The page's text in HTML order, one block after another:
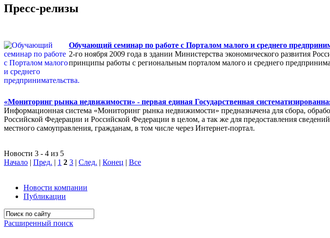
Пресс-релизы
Обучающий семинар по работе с Порталом малого и среднего
2-го ноября 2009 года в здании Министерства экономического развития
принципы работы с региональным порталом малого и среднего
«Мониторинг рынка недвижимости» - первая единая Государственная
Информационная система «Мониторинг рынка недвижимости» предназначена для сбора,
Российской Федерации и Российской Федерации в целом, а так же для предоставления
местного самоуправления, гражданам, в том числе через Интернет-портал.
Новости 3 - 4 из 5
Начало | Пред. | 1 2 3 | След. | Конец | Все
Новости компании
Публикации
Расширенный поиск